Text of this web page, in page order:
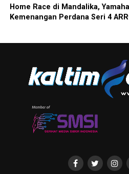
Home Race di Mandalika,
Kemenangan Perdana Seri 4